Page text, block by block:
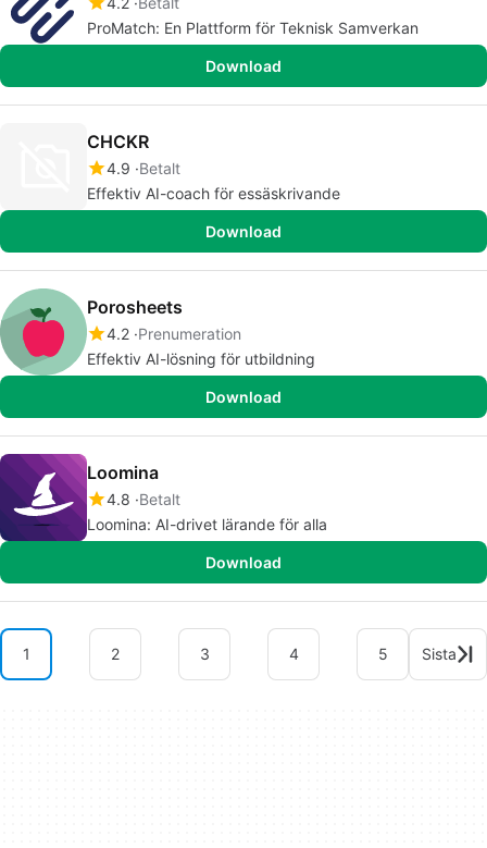
ProMatch: En Plattform för Teknisk Samverkan
Download
CHCKR
4.9 Betalt
Effektiv AI-coach för essäskrivande
Download
Porosheets
4.2 Prenumeration
Effektiv AI-lösning för utbildning
Download
Loomina
4.8 Betalt
Loomina: AI-drivet lärande för alla
Download
1 2 3 4 5 Sista